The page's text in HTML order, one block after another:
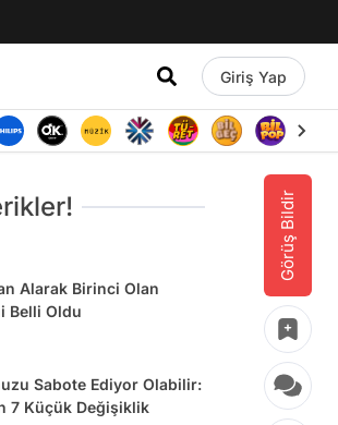
Giriş Yap
Görüş Bildir
Alarak Birinci Olan
Belli Oldu
Sabote Ediyor Olabilir:
7 Küçük Değişiklik